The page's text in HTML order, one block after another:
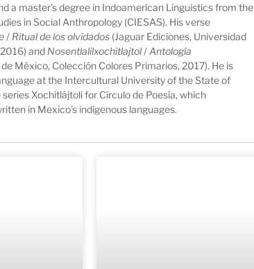
a master's degree in Indoamerican Linguistics from the
in Social Anthropology (CIESAS). His verse
/ Ritual de los olvidados (Jaguar Ediciones, Universidad
and Nosentlalilxochitlajtol/Antología
México, Colección Colores Primarios, 2017). He is
at the Intercultural University of the State of
Xochitlájtoli for Círculo de Poesía, which
in Mexico's indigenous languages.